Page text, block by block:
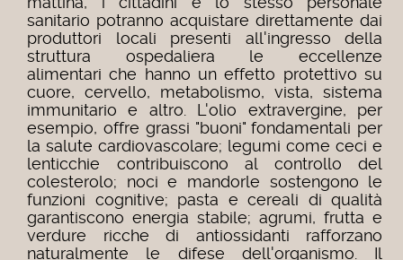
sanitario potranno acquistare direttamente dai
produttori locali presenti all'ingresso della
struttura ospedaliera le eccellenze
alimentari che hanno un effetto protettivo su
cuore, cervello, metabolismo, vista, sistema
immunitario e altro. L'olio extravergine, per
esempio, offre grassi "buoni" fondamentali per
la salute cardiovascolare; legumi come ceci e
lenticchie contribuiscono al controllo del
colesterolo; noci e mandorle sostengono le
funzioni cognitive; pasta e cereali di qualità
garantiscono energia stabile; agrumi, frutta e
verdure ricche di antiossidanti rafforzano
naturalmente le difese dell'organismo. Il